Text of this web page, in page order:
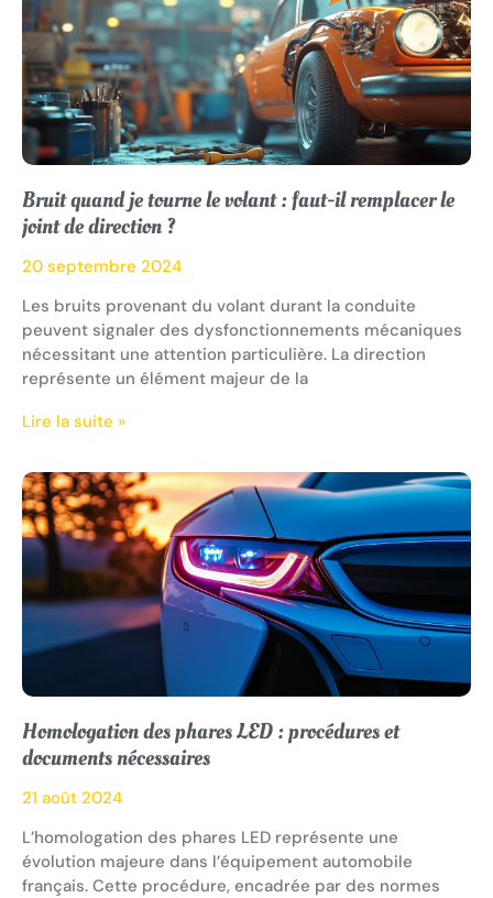
Bruit quand je tourne le volant : faut-il remplacer le
joint de direction ?
20 septembre 2024
Les bruits provenant du volant durant la conduite
peuvent signaler des dysfonctionnements mécaniques
nécessitant une attention particulière. La direction
représente un élément majeur de la
Lire la suite »
Homologation des phares LED : procédures et
documents nécessaires
21 août 2024
L’homologation des phares LED représente une
évolution majeure dans l’équipement automobile
français. Cette procédure, encadrée par des normes